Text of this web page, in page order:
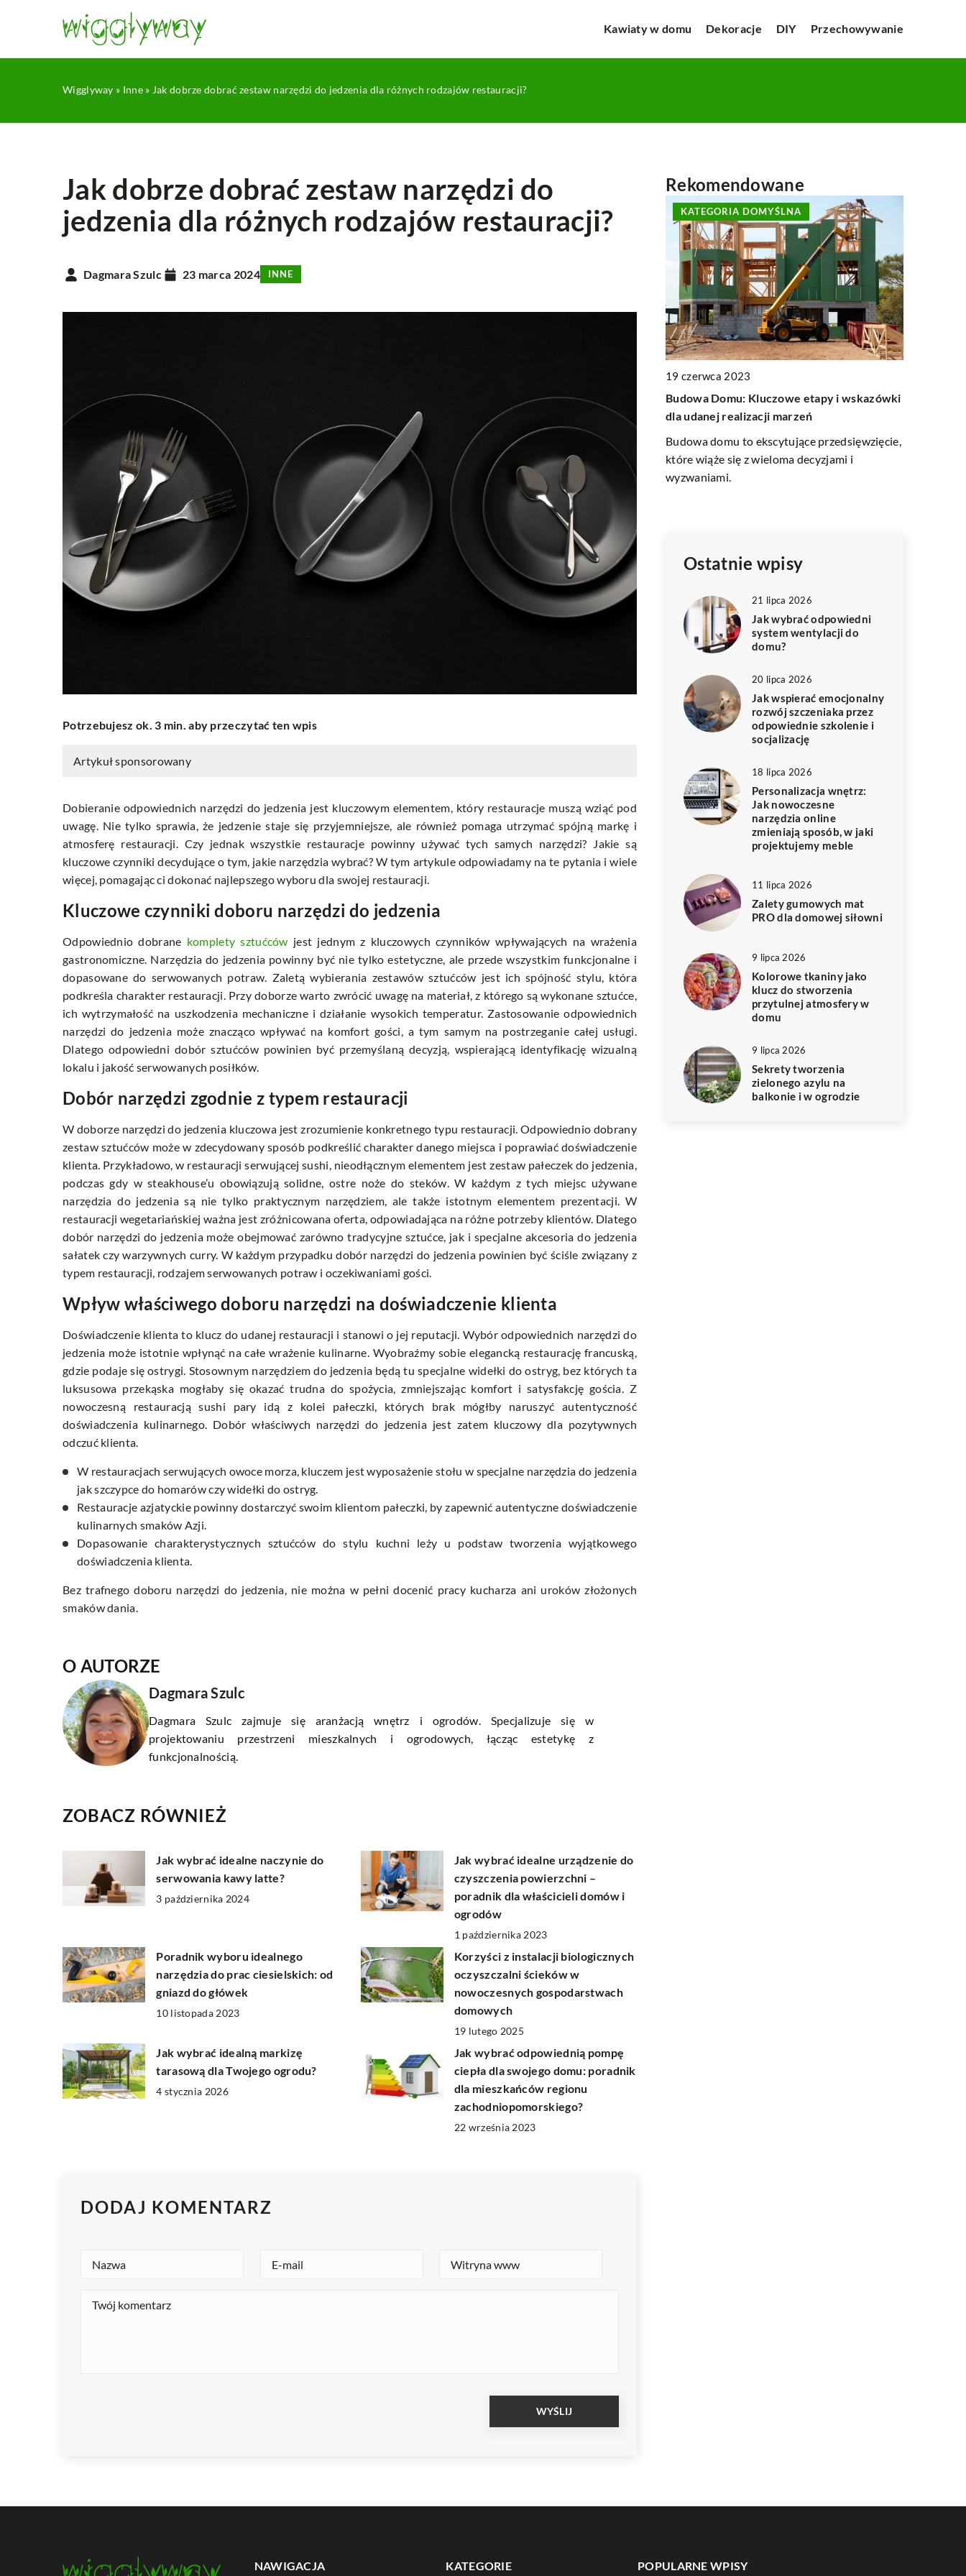
Kawiaty w domu Dekoracje DIY Przechowywanie
Wigglyway » Inne» Jak dobrze dobrać zestaw narzędzi do jedzenia dla różnych rodzajów restauracji?
Jak dobrze dobrać zestaw narzędzi do
jedzenia dla różnych rodzajów restauracji?
Dagmara Szulc 23 marca 2024 INNE
Potrzebujesz ok. 3 min. aby przeczytać ten wpis
Artykuł sponsorowany
Dobieranie odpowiednich narzędzi do jedzenia jest kluczowym elementem, który restauracje muszą wziąć pod
uwagę. Nie tylko sprawia, że jedzenie staje się przyjemniejsze, ale również pomaga utrzymać spójną markę i
atmosferę restauracji. Czy jednak wszystkie restauracje powinny używać tych samych narzędzi? Jakie są
kluczowe czynniki decydujące o tym, jakie narzędzia wybrać? W tym artykule odpowiadamy na te pytania i wiele
więcej, pomagając ci dokonać najlepszego wyboru dla swojej restauracji.
Kluczowe czynniki doboru narzędzi do jedzenia
Odpowiednio dobrane komplety sztućców jest jednym z kluczowych czynników wpływających na wrażenia
gastronomiczne. Narzędzia do jedzenia powinny być nie tylko estetyczne, ale przede wszystkim funkcjonalne i
dopasowane do serwowanych potraw. Zaletą wybierania zestawów sztućców jest ich spójność stylu, która
podkreśla charakter restauracji. Przy doborze warto zwrócić uwagę na materiał, z którego są wykonane sztućce,
ich wytrzymałość na uszkodzenia mechaniczne i działanie wysokich temperatur. Zastosowanie odpowiednich
narzędzi do jedzenia może znacząco wpływać na komfort gości, a tym samym na postrzeganie całej usługi.
Dlatego odpowiedni dobór sztućców powinien być przemyślaną decyzją, wspierającą identyfikację wizualną
lokalu i jakość serwowanych posiłków.
Dobór narzędzi zgodnie z typem restauracji
W doborze narzędzi do jedzenia kluczowa jest zrozumienie konkretnego typu restauracji. Odpowiednio dobrany
zestaw sztućców może w zdecydowany sposób podkreślić charakter danego miejsca i poprawiać doświadczenie
klienta. Przykładowo, w restauracji serwującej sushi, nieodłącznym elementem jest zestaw pałeczek do jedzenia,
podczas gdy w steakhouse’u obowiązują solidne, ostre noże do steków. W każdym z tych miejsc używane
narzędzia do jedzenia są nie tylko praktycznym narzędziem, ale także istotnym elementem prezentacji. W
restauracji wegetariańskiej ważna jest zróżnicowana oferta, odpowiadająca na różne potrzeby klientów. Dlatego
dobór narzędzi do jedzenia może obejmować zarówno tradycyjne sztućce, jak i specjalne akcesoria do jedzenia
sałatek czy warzywnych curry. W każdym przypadku dobór narzędzi do jedzenia powinien być ściśle związany z
typem restauracji, rodzajem serwowanych potraw i oczekiwaniami gości.
Wpływ właściwego doboru narzędzi na doświadczenie klienta
Doświadczenie klienta to klucz do udanej restauracji i stanowi o jej reputacji. Wybór odpowiednich narzędzi do
jedzenia może istotnie wpłynąć na całe wrażenie kulinarne. Wyobraźmy sobie elegancką restaurację francuską,
gdzie podaje się ostrygi. Stosownym narzędziem do jedzenia będą tu specjalne widełki do ostryg, bez których ta
luksusowa przekąska mogłaby się okazać trudna do spożycia, zmniejszając komfort i satysfakcję gościa. Z
nowoczesną restauracją sushi pary idą z kolei pałeczki, których brak mógłby naruszyć autentyczność
doświadczenia kulinarnego. Dobór właściwych narzędzi do jedzenia jest zatem kluczowy dla pozytywnych
odczuć klienta.
W restauracjach serwujących owoce morza, kluczem jest wyposażenie stołu w specjalne narzędzia do jedzenia
jak szczypce do homarów czy widełki do ostryg.
Restauracje azjatyckie powinny dostarczyć swoim klientom pałeczki, by zapewnić autentyczne doświadczenie
kulinarnych smaków Azji.
Dopasowanie charakterystycznych sztućców do stylu kuchni leży u podstaw tworzenia wyjątkowego
doświadczenia klienta.
Bez trafnego doboru narzędzi do jedzenia, nie można w pełni docenić pracy kucharza ani uroków złożonych
smaków dania.
O AUTORZE
Dagmara Szulc
Dagmara Szulc zajmuje się aranżacją wnętrz i ogrodów. Specjalizuje się w
projektowaniu przestrzeni mieszkalnych i ogrodowych, łącząc estetykę z
funkcjonalnością.
ZOBACZ RÓWNIEŻ
Jak wybrać idealne naczynie do
serwowania kawy latte?
3 października 2024
Jak wybrać idealne urządzenie do
czyszczenia powierzchni –
poradnik dla właścicieli domów i
ogrodów
1 października 2023
Poradnik wyboru idealnego
narzędzia do prac ciesielskich: od
gniazd do główek
10 listopada 2023
Korzyści z instalacji biologicznych
oczyszczalni ścieków w
nowoczesnych gospodarstwach
domowych
19 lutego 2025
Jak wybrać idealną markizę
tarasową dla Twojego ogrodu?
4 stycznia 2026
Jak wybrać odpowiednią pompę
ciepła dla swojego domu: poradnik
dla mieszkańców regionu
zachodniopomorskiego?
22 września 2023
DODAJ KOMENTARZ
Rekomendowane
TEKSTYLIA
cena, jakość materiału, funkcjonalność, styl,
sezonowość
W zestawieniu porównuję 6 różnych ubrań
lnianych – każdy z innego sklepu
internetowego specjalizującego się w
ekologicznych produktach lnianych. Wybrane
[…]
Odkryj niezbędne porady, które pomogą Ci
wybrać idealne płytki marmurowe do
aranżacji salonu. Dowiedz się, jakie elementy
należy rozważyć, aby twój wybór był trafny i
stylowy.
KATEGORIA DOMYŚLNA
19 czerwca 2023
Budowa Domu: Kluczowe etapy i wskazówki
dla udanej realizacji marzeń
Budowa domu to ekscytujące przedsięwzięcie,
które wiąże się z wieloma decyzjami i
wyzwaniami.
Ostatnie wpisy
21 lipca 2026
Jak wybrać odpowiedni
system wentylacji do
domu?
20 lipca 2026
Jak wspierać emocjonalny
rozwój szczeniaka przez
odpowiednie szkolenie i
socjalizację
18 lipca 2026
Personalizacja wnętrz:
Jak nowoczesne
narzędzia online
zmieniają sposób, w jaki
projektujemy meble
11 lipca 2026
Zalety gumowych mat
PRO dla domowej siłowni
9 lipca 2026
Kolorowe tkaniny jako
klucz do stworzenia
przytulnej atmosfery w
domu
9 lipca 2026
Sekrety tworzenia
zielonego azylu na
balkonie i w ogrodzie
NAWIGACJA KATEGORIE POPULARNE WPISY